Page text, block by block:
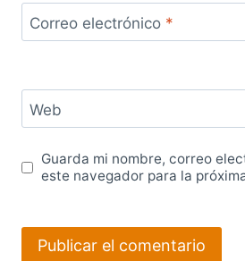
Correo electrónico *
Web
Guarda mi nombre, correo
este navegador para la